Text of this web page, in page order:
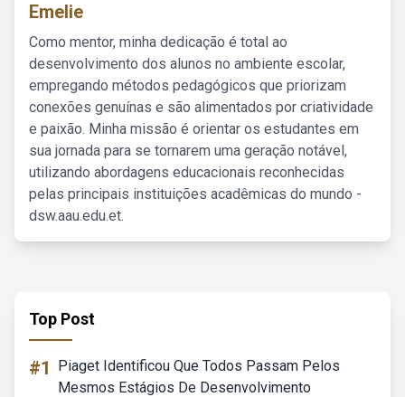
Emelie
Como mentor, minha dedicação é total ao
desenvolvimento dos alunos no ambiente escolar,
empregando métodos pedagógicos que priorizam
conexões genuínas e são alimentados por criatividade
e paixão. Minha missão é orientar os estudantes em
sua jornada para se tornarem uma geração notável,
utilizando abordagens educacionais reconhecidas
pelas principais instituições acadêmicas do mundo -
dsw.aau.edu.et.
Top Post
#1
Piaget Identificou Que Todos Passam Pelos
Mesmos Estágios De Desenvolvimento